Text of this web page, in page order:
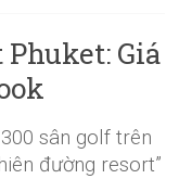
Phuket: Giá
sân golf trên
đường resort”